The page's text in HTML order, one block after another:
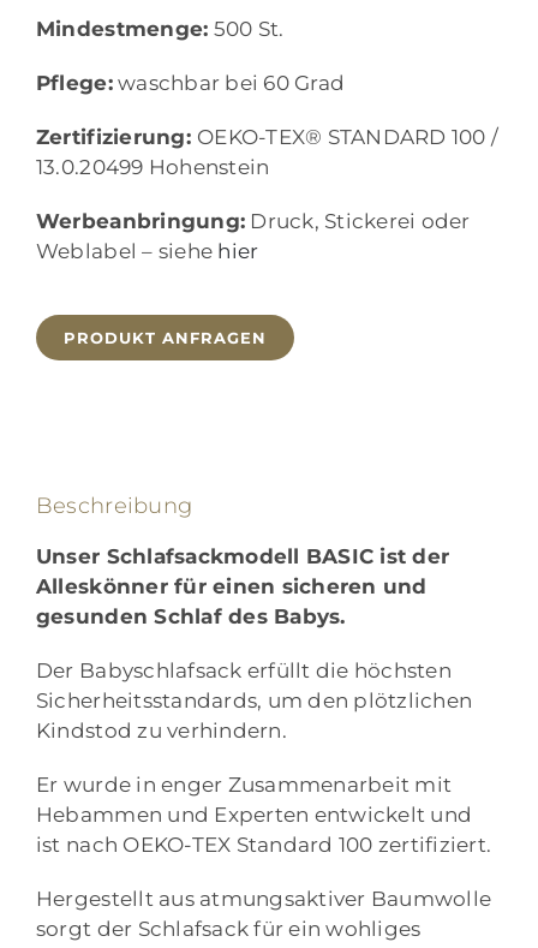
Mindestmenge: 500 St.
Pflege:waschbar bei 60 Grad
Zertifizierung: OEKO-TEX® STANDARD 100 /
13.0.20499 Hohenstein
Werbeanbringung: Druck, Stickerei oder
Weblabel – siehe hier
PRODUKT ANFRAGEN
Beschreibung
Unser Schlafsackmodell BASIC ist der
Alleskönner für einen sicheren und
gesunden Schlaf des Babys.
Der Babyschlafsack erfüllt die höchsten
Sicherheitsstandards, um den plötzlichen
Kindstod zu verhindern.
Er wurde in enger Zusammenarbeit mit
Hebammen und Experten entwickelt und
ist nach OEKO-TEX Standard 100 zertifiziert.
Hergestellt aus atmungsaktiver Baumwolle
sorgt der Schlafsack für ein wohliges